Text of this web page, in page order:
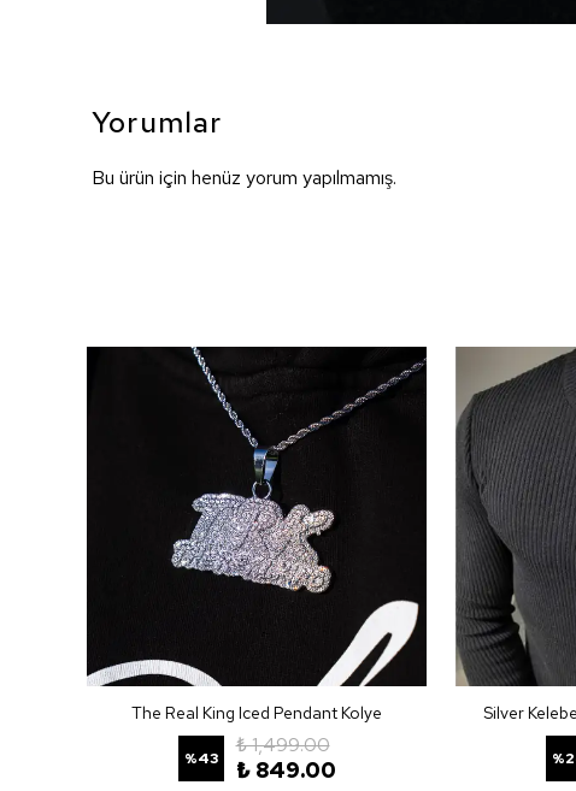
Yorumlar
Bu ürün için henüz yorum yapılmamış.
The Real King Iced Pendant Kolye
%43
₺ 1,499.00
₺ 849.00
Silver
%